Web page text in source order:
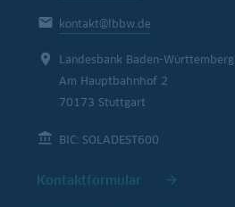
kontakt@lbbw.de
Landesbank Baden-Württemberg
Am Hauptbahnhof 2
70173 Stuttgart
BIC: SOLADEST600
Kontaktformular